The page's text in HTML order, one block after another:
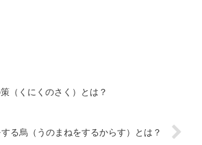
（くにくのさく）とは？
る烏（うのまねをするからす）とは？